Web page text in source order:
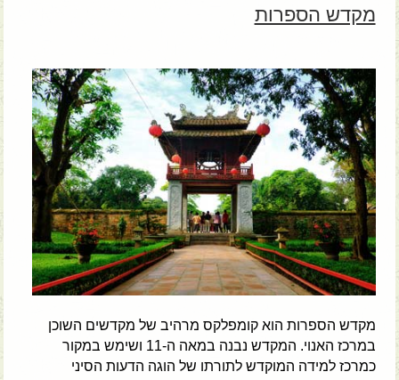
מקדש הספרות
מקדש הספרות הוא קומפלקס מרהיב של מקדשים השוכן
במרכז האנוי. המקדש נבנה במאה ה-11 ושימש במקור
כמרכז למידה המוקדש לתורתו של הוגה הדעות הסיני